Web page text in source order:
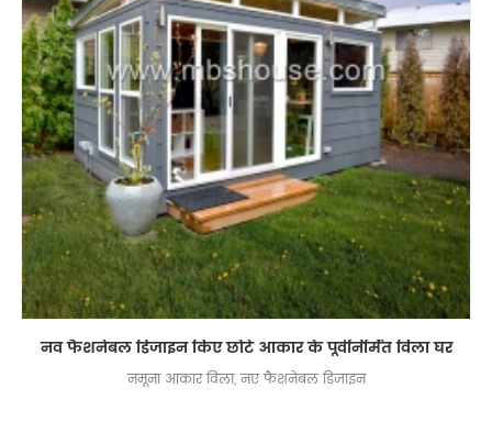
नव फैशनेबल डिजाइन किए छोटे आकार के पूर्वनिर्मित विला घर
नमूना आकार विला, नए फैशनेबल डिजाइन